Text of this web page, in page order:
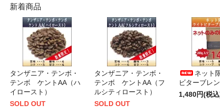
新着商品
タンザニア・テンボ・
テンボ ケントAA（ハ
イロースト）
SOLD OUT
タンザニア・テンボ・
テンボ ケントAA（フ
ルシティロースト）
SOLD OUT
ネット
ビターブレ
1,480円(税